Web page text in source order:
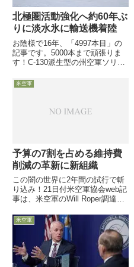
北極圏活動強化へ約60年ぶ
りに淡水氷に輸送機着陸
お陰様で16年、「4997本目」の
記事です。5000本まで頑張りま
す！C-130派生型の州空軍ソリ付
主体から北極圏を見据えた挑戦完
米空軍
予算の7割を占める維持費
削減の革新に新組織
この闇の世界に2年間の試行で斬
り込み！21日付米空軍協会web記
事は、米空軍のWill Roper調達担
がらこれまでその削減に投資して
こなかった反省から、維持費削減
分野での「革新：innovation」を
追及す...
米空軍